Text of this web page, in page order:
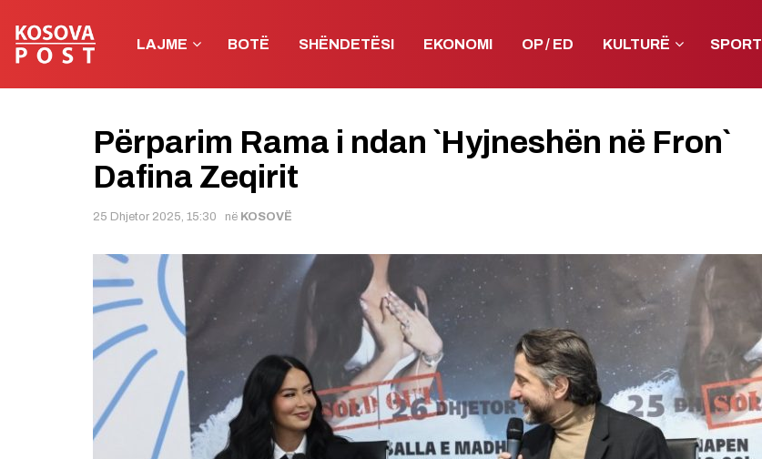
LAJME BOTË SHËNDETËSI EKONOMI OP / ED KULTURË SPORT
Përparim Rama i ndan `Hyjneshën në Fron`
Dafina Zeqirit
25 Dhjetor 2025, 15:30 në KOSOVË